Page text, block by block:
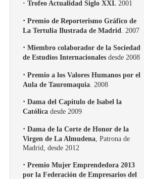
· Trofeo Actualidad Siglo XXI. 2001
· Premio de Reporterismo Gráfico de
La Tertulia Ilustrada de Madrid . 2007
· Miembro colaborador de la Sociedad
de Estudios Internacionales desde 2008
· Premio a los Valores Humanos por el
Aula de Tauromaquia . 2008
· Dama del Capítulo de Isabel la
Católica desde 2009
· Dama de la Corte de Honor de la
Virgen de La Almudena , Patrona de
Madrid, desde 2012
· Premio Mujer Emprendedora 2013
por la Federación de Empresarios del